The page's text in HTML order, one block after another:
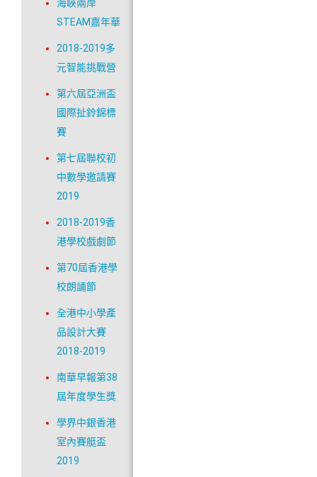
海峽兩岸
STEAM嘉年華
2018-2019多
元智能挑戰營
第六屆亞洲盃
國際扯鈴錦標
賽
第七屆聯校初
中數學邀請賽
2019
2018-2019香
港學校戲劇節
第70屆香港學
校朗誦節
全港中小學產
品設計大賽
2018-2019
南華早報第38
屆年度學生獎
學界中銀香港
室內賽艇盃
2019